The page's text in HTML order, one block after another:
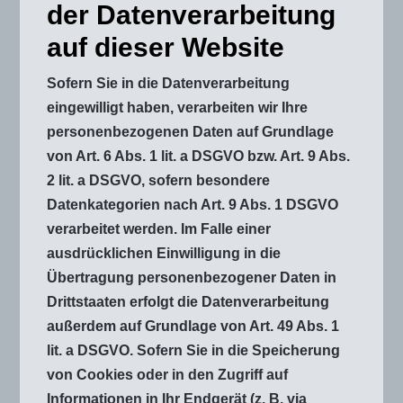
der Datenverarbeitung
auf dieser Website
Sofern Sie in die Datenverarbeitung
eingewilligt haben, verarbeiten wir Ihre
personenbezogenen Daten auf Grundlage
von Art. 6 Abs. 1 lit. a DSGVO bzw. Art. 9 Abs.
2 lit. a DSGVO, sofern besondere
Datenkategorien nach Art. 9 Abs. 1 DSGVO
verarbeitet werden. Im Falle einer
ausdrücklichen Einwilligung in die
Übertragung personenbezogener Daten in
Drittstaaten erfolgt die Datenverarbeitung
außerdem auf Grundlage von Art. 49 Abs. 1
lit. a DSGVO. Sofern Sie in die Speicherung
von Cookies oder in den Zugriff auf
Informationen in Ihr Endgerät (z. B. via